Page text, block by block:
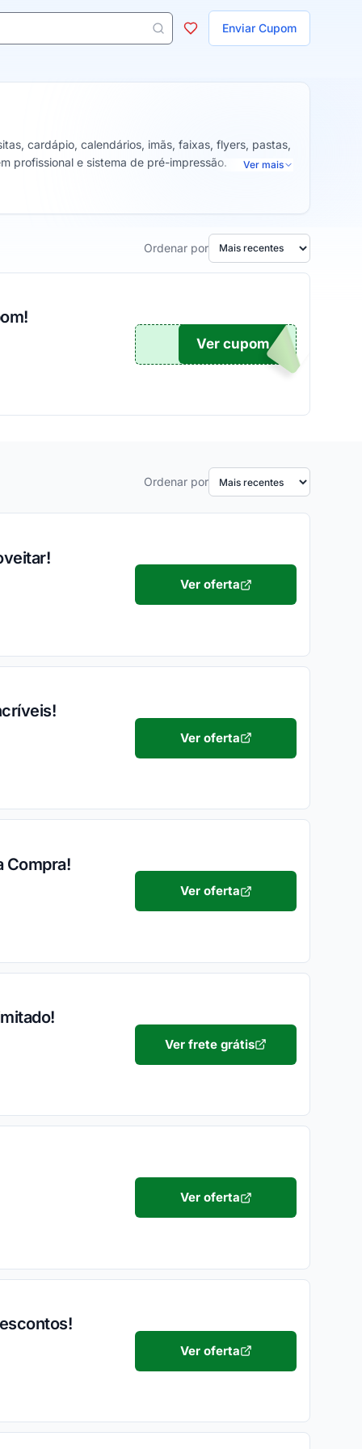
Enviar Cupom
cardápio, calendários, imãs, faixas, flyers, pastas,
profissional e sistema de pré-impressão.
Ver mais
Ordenar por
TICO
Ver cupom
Ordenar por
Ver oferta
Ver oferta
Compra!
Ver oferta
Ver frete grátis
Ver oferta
Ver oferta